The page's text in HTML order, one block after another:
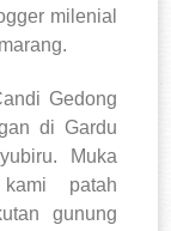
milenial
Gedong
di Gardu
Muka
patah
gunung